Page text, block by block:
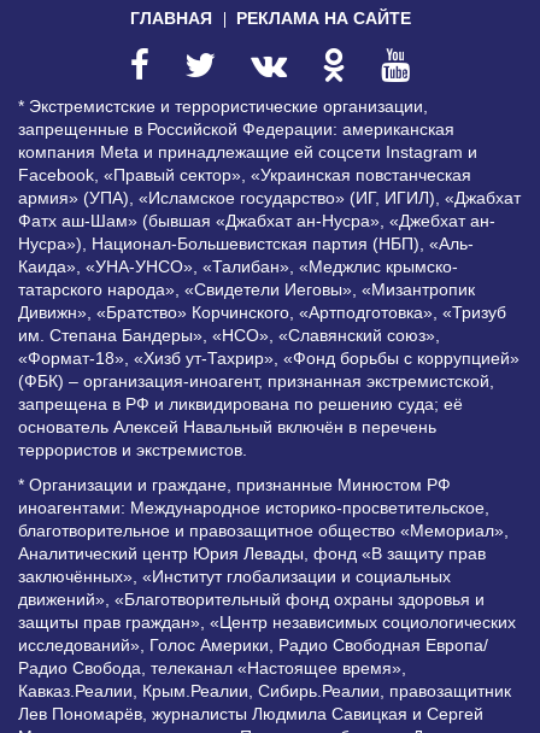
ГЛАВНАЯ РЕКЛАМА НА САЙТЕ
* Экстремистские и террористические организации,
запрещенные в Российской Федерации: американская
компания Meta и принадлежащие ей соцсети Instagram и
Facebook, «Правый сектор», «Украинская повстанческая
армия» (УПА), «Исламское государство» (ИГ, ИГИЛ), «Джабхат
Фатх аш-Шам» (бывшая «Джабхат ан-Нусра», «Джебхат ан-
Нусра»), Национал-Большевистская партия (НБП), «Аль-
Каида», «УНА-УНСО», «Талибан», «Меджлис крымско-
татарского народа», «Свидетели Иеговы», «Мизантропик
Дивижн», «Братство» Корчинского, «Артподготовка», «Тризуб
им. Степана Бандеры», «НСО», «Славянский союз»,
«Формат-18», «Хизб ут-Тахрир», «Фонд борьбы с коррупцией»
(ФБК) – организация-иноагент, признанная экстремистской,
запрещена в РФ и ликвидирована по решению суда; её
основатель Алексей Навальный включён в перечень
террористов и экстремистов.
* Организации и граждане, признанные Минюстом РФ
иноагентами: Международное историко-просветительское,
благотворительное и правозащитное общество «Мемориал»,
Аналитический центр Юрия Левады, фонд «В защиту прав
заключённых», «Институт глобализации и социальных
движений», «Благотворительный фонд охраны здоровья и
защиты прав граждан», «Центр независимых социологических
исследований», Голос Америки, Радио Свободная Европа/
Радио Свобода, телеканал «Настоящее время»,
Кавказ.Реалии, Крым.Реалии, Сибирь.Реалии, правозащитник
Лев Пономарёв, журналисты Людмила Савицкая и Сергей